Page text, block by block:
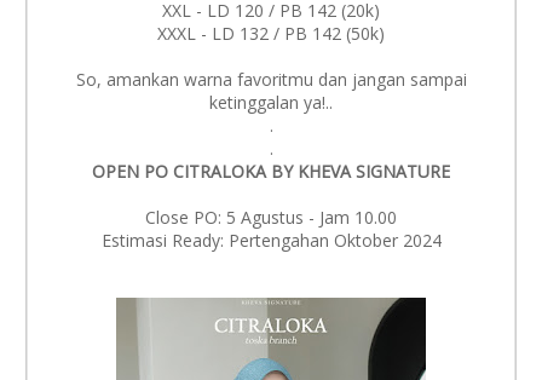
XXL - LD 120 / PB 142 (20k)
XXXL - LD 132 / PB 142 (50k)
So, amankan warna favoritmu dan jangan sampai
ketinggalan ya!..
.
.
OPEN PO CITRALOKA BY KHEVA SIGNATURE
Close PO: 5 Agustus - Jam 10.00
Estimasi Ready: Pertengahan Oktober 2024